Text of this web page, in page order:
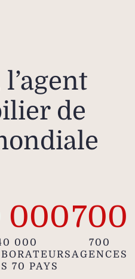
de
000
000
70 PAYS
700
700
AGENCES